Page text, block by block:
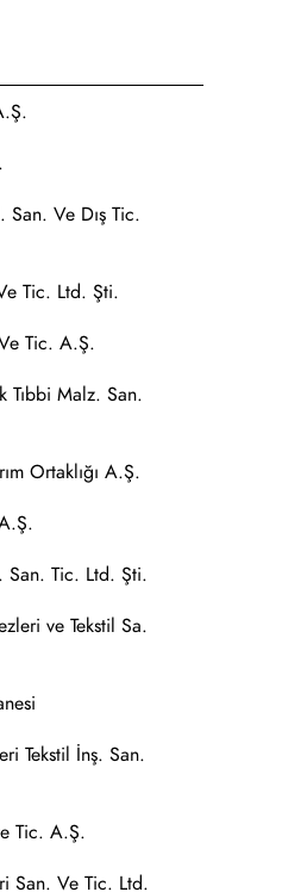
San. Ve Dış Tic.
Tic. Ltd. Şti.
Tic. A.Ş.
Tıbbi Malz. San.
Ortaklığı A.Ş.
San. Tic. Ltd. Şti.
ve Tekstil Sa.
Tekstil İnş. San.
Tic. A.Ş.
San. Ve Tic. Ltd.